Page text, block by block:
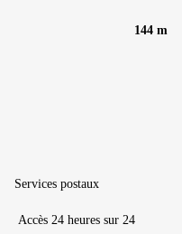
144 m
Services postaux
Accès 24 heures sur 24